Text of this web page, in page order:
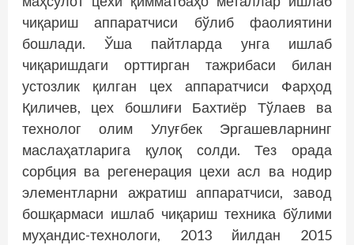
чиқариш аппаратчиси бўлиб фаолиятини
бошлади. Ўша пайтларда унга ишлаб
чиқаришдаги орттирган тажрибаси билан
устозлик қилган цех аппаратчиси Фарҳод
Қиличев, цех бошлиғи Бахтиёр Тўлаев ва
технолог олим Улуғбек Эргашевларнинг
маслаҳатларига қулоқ солди. Тез орада
сорбция ва регенерация цехи асл ва нодир
элементларни ажратиш аппаратчиси, завод
бошқармаси ишлаб чиқариш техника бўлими
муҳандис-технологи, 2013 йилдан 2015